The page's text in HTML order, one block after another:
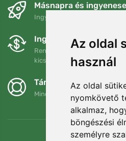
Az oldal
használ
Az oldal
nyomkövető
alkalmaz,
böngészési
személyre
Másnapra és
Ingyenes szállítás a
Ingyenes csere és
Rendelését 90 napon belül
kicserélheti.
Támogatjuk a
Minden megrendelésért